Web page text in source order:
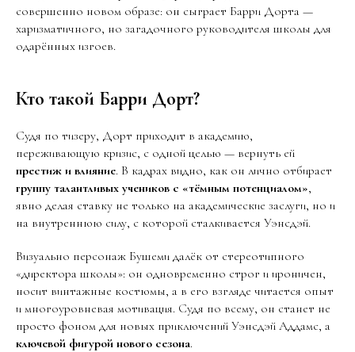
совершенно новом образе: он сыграет Барри Дорта —
харизматичного, но загадочного руководителя школы для
одарённых изгоев.
Кто такой Барри Дорт?
Судя по тизеру, Дорт приходит в академию,
переживающую кризис, с одной целью — вернуть ей
престиж и влияние. В кадрах видно, как он лично отбирает
группу талантливых учеников с «тёмным потенциалом»,
явно делая ставку не только на академические заслуги, но и
на внутреннюю силу, с которой сталкивается Уэнсдэй.
Визуально персонаж Бушеми далёк от стереотипного
«директора школы»: он одновременно строг и ироничен,
носит винтажные костюмы, а в его взгляде читается опыт
и многоуровневая мотивация. Судя по всему, он станет не
просто фоном для новых приключений Уэнсдэй Аддамс, а
ключевой фигурой нового сезона.